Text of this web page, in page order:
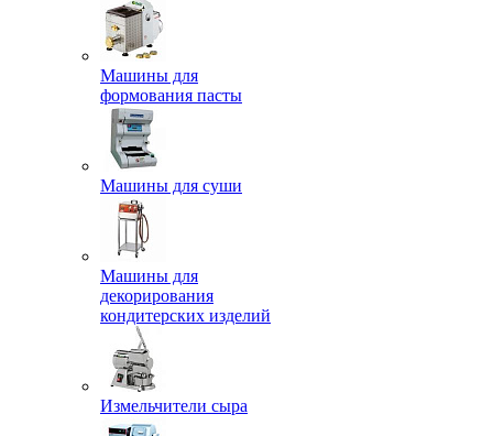
Машины для
формования пасты
Машины для суши
Машины для
декорирования
кондитерских изделий
Измельчители сыра